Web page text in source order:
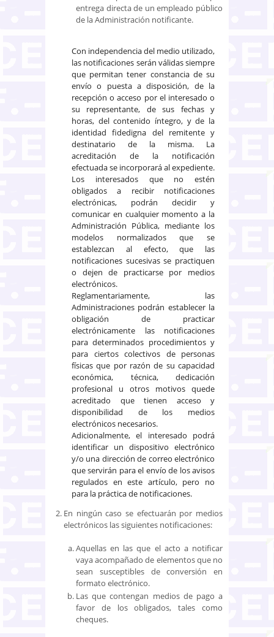
entrega directa de un empleado público
de la Administración notificante.
Con independencia del medio utilizado,
las notificaciones serán válidas siempre
que permitan tener constancia de su
envío o puesta a disposición, de la
recepción o acceso por el interesado o
su representante, de sus fechas y
horas, del contenido íntegro, y de la
identidad fidedigna del remitente y
destinatario de la misma. La
acreditación de la notificación
efectuada se incorporará al expediente.
Los interesados que no estén
obligados a recibir notificaciones
electrónicas, podrán decidir y
comunicar en cualquier momento a la
Administración Pública, mediante los
modelos normalizados que se
establezcan al efecto, que las
notificaciones sucesivas se practiquen
o dejen de practicarse por medios
electrónicos.
Reglamentariamente, las
Administraciones podrán establecer la
obligación de practicar
electrónicamente las notificaciones
para determinados procedimientos y
para ciertos colectivos de personas
físicas que por razón de su capacidad
económica, técnica, dedicación
profesional u otros motivos quede
acreditado que tienen acceso y
disponibilidad de los medios
electrónicos necesarios.
Adicionalmente, el interesado podrá
identificar un dispositivo electrónico
y/o una dirección de correo electrónico
que servirán para el envío de los avisos
regulados en este artículo, pero no
para la práctica de notificaciones.
En ningún caso se efectuarán por medios
electrónicos las siguientes notificaciones:
Aquellas en las que el acto a notificar
vaya acompañado de elementos que no
sean susceptibles de conversión en
formato electrónico.
Las que contengan medios de pago a
favor de los obligados, tales como
cheques.